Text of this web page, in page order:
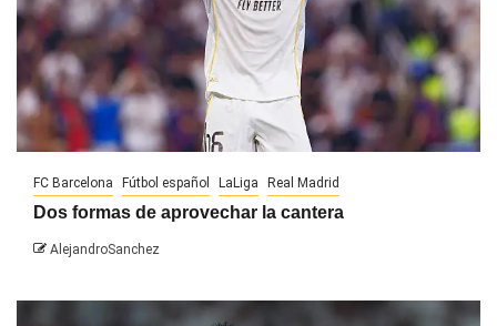
FC Barcelona Fútbol español LaLiga Real Madrid
Dos formas de aprovechar la cantera
AlejandroSanchez